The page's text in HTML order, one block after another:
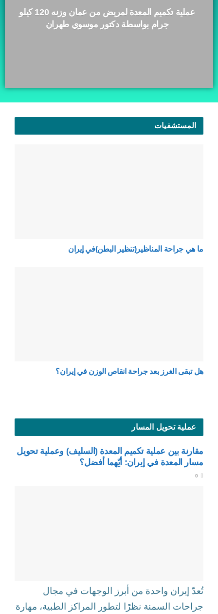
عملية تكميم المعدة لمريض من عمان وزنه 120 كيلو
جرام بواسطة دكتور موسوي طهران
المستشفيات
ما هي جراحة المناظير(تنظير البطن)في إيران
هل تبقى الغرز بعد جراحة انقاص الوزن في إيران؟
عملية تحويل المسار
مقارنة بين عملية تكميم المعدة (السليف) وعملية تحويل
مسار المعدة في إيران: أيّهما أفضل؟
تُعدّ إيران واحدة من أبرز الوجهات في مجال
جراحات السمنة نظرًا لتطور المراكز الطبية، مهارة